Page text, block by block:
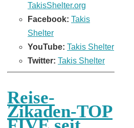
TakisShelter.org
Facebook: Takis
Shelter
YouTube: Takis Shelter
Twitter: Takis Shelter
Reise-
Zikaden-TOP